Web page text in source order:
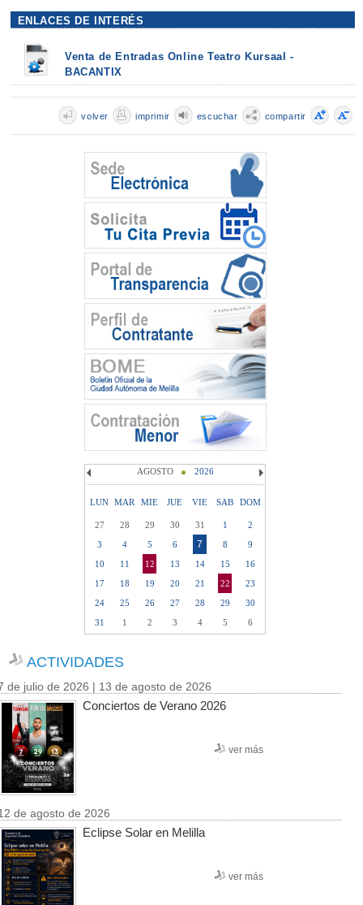
ENLACES DE INTERÉS
Venta de Entradas Online Teatro Kursaal -
BACANTIX
compartir
escuchar
imprimir
volver
AGOSTO 2026
LUN MAR MIE JUE VIE SAB DOM
27 28 29 30 31 1
2
3
4 5 6 7 8
9
10
11 12 13 14 15
16
17
18 19 20 21 22
23
24
25 26 27 28 29
30
31
1 2 3 4 5 6
ACTIVIDADES
de julio de 2026 | 13 de agosto de 2026
Conciertos de Verano 2026
ver más
de agosto de 2026
Eclipse Solar en Melilla
ver más